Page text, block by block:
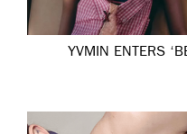
YVMIN ENTERS